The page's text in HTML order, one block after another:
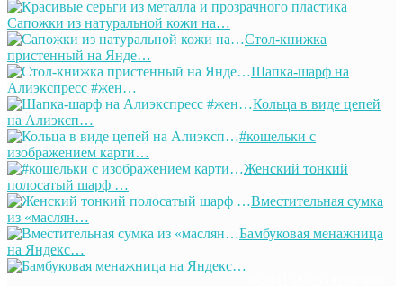
Сапожки из натуральной кожи на…
Стол-книжка
пристенный на Янде…
Шапка-шарф на
Алиэкспресс #жен…
Кольца в виде цепей
на Алиэксп…
#кошельки с
изображением карти…
Женский тонкий
полосатый шарф …
Вместительная сумка
из «маслян…
Бамбуковая менажница
на Яндекс…